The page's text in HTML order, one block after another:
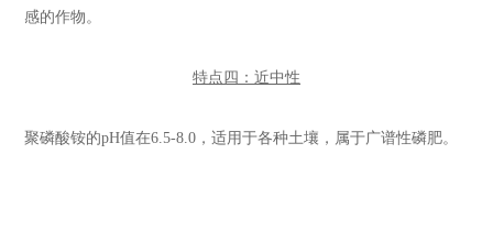
感的作物。
特点四：近中性
聚磷酸铵的pH值在6.5-8.0，适用于各种土壤，属于广谱性磷肥。